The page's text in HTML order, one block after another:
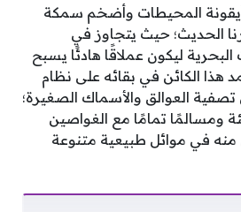
المحيطات وأضخم سمكة
الحديث؛ حيث يتجاوز في
ليكون عملاقًا هادئًا يسبح
هذا الكائن في بقائه على نظام
العوالق والأسماك الصغيرة؛
ومسالمًا تمامًا مع الغواصين
منه في موائل طبيعية متنوعة